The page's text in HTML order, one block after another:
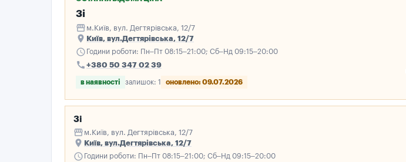
3і
storefront м.Київ, вул. Дегтярівська, 12/7
place Київ, вул.Дегтярівська, 12/7
schedule Години роботи: Пн–Пт 08:15–21:00; Сб–Нд 09:15–20:00
call +380 50 347 02 39
в наявності залишок: 1 оновлено: 09.07.2026
3і
storefront м.Київ, вул. Дегтярівська, 12/7
place Київ, вул.Дегтярівська, 12/7
schedule Години роботи: Пн–Пт 08:15–21:00; Сб–Нд 09:15–20:00